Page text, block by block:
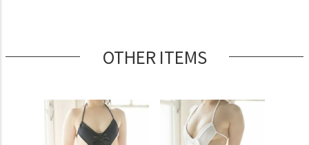
OTHER ITEMS